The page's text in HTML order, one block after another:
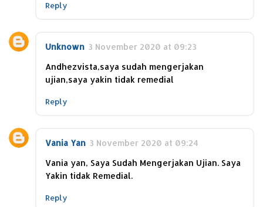
Reply
Unknown 3 November 2020 at 09:23
Andhezvista,saya sudah mengerjakan
ujian,saya yakin tidak remedial
Reply
Vania Yan 3 November 2020 at 09:24
Vania yan, Saya Sudah Mengerjakan Ujian. Saya
Yakin tidak Remedial.
Reply